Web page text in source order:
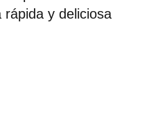
rápida y deliciosa